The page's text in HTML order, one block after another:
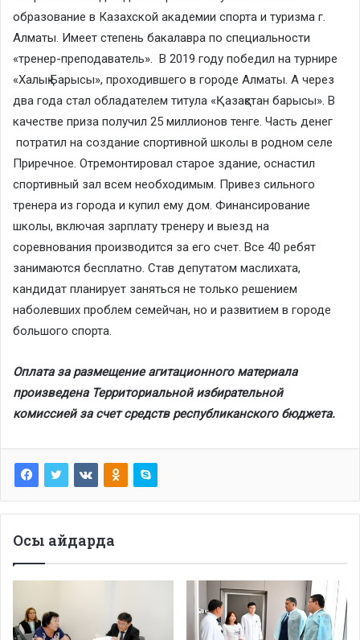
образование в Казахской академии спорта и туризма г.
Алматы. Имеет степень бакалавра по специальности
«тренер-преподаватель». В 2019 году победил на турнире
«Халық Барысы», проходившего в городе Алматы. А через
два года стал обладателем титула «Қазақстан барысы». В
качестве приза получил 25 миллионов тенге. Часть денег
потратил на создание спортивной школы в родном селе
Приречное. Отремонтировал старое здание, оснастил
спортивный зал всем необходимым. Привез сильного
тренера из города и купил ему дом. Финансирование
школы, включая зарплату тренеру и выезд на
соревнования производится за его счет. Все 40 ребят
занимаются бесплатно. Став депутатом маслихата,
кандидат планирует заняться не только решением
наболевших проблем семейчан, но и развитием в городе
большого спорта.
Оплата за размещение агитационного материала
произведена Территориальной избирательной
комиссией за счет средств республиканского бюджета.
Осы айдарда